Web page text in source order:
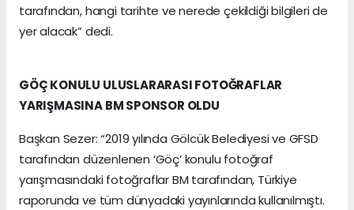
tarafından, hangi tarihte ve nerede çekildiği bilgileri de
yer alacak” dedi.
GÖÇ KONULU ULUSLARARASI FOTOĞRAFLAR
YARIŞMASINA BM SPONSOR OLDU
Başkan Sezer: “2019 yılında Gölcük Belediyesi ve GFSD
tarafından düzenlenen ‘Göç’ konulu fotoğraf
yarışmasındaki fotoğraflar BM tarafından, Türkiye
raporunda ve tüm dünyadaki yayınlarında kullanılmıştı.